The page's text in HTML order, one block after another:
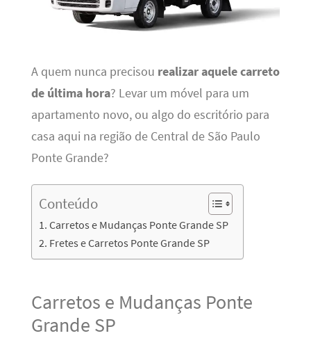
A quem nunca precisou realizar aquele carreto
de última hora? Levar um móvel para um
apartamento novo, ou algo do escritório para
casa aqui na região de Central de São Paulo
Ponte Grande?
Conteúdo
Carretos e Mudanças Ponte Grande SP
Fretes e Carretos Ponte Grande SP
Carretos e Mudanças Ponte
Grande SP